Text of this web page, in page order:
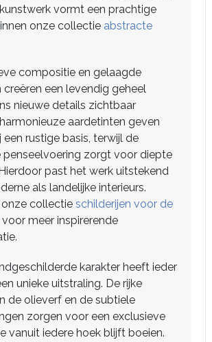
vormt een prachtige
onze collectie abstracte
compositie en gelaagde
creëren een levendig geheel
nieuwe details zichtbaar
aardetinten geven
een rustige basis, terwijl de
penseelvoering zorgt voor diepte
past het werk uitstekend
als landelijke interieurs.
collectie schilderijen voor de
voor meer inspirerende
karakter heeft ieder
unieke uitstraling. De rijke
de olieverf en de subtiele
zorgen voor een exclusieve
vanuit iedere hoek blijft boeien.